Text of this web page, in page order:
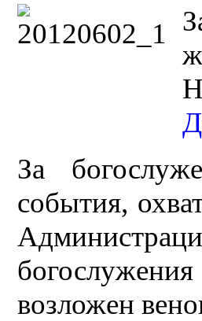
За
события,
возложен